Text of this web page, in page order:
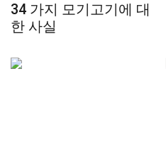
34 가지 모기고기에 대
한 사실